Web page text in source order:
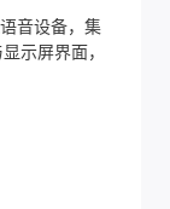
音设备，集
示屏界面，